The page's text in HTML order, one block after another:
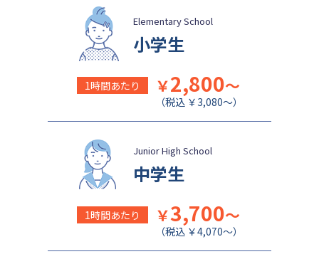
Elementary School
小学生
1時間あたり ￥2,800～
（税込 ￥3,080～）
Junior High School
中学生
1時間あたり ￥3,700～
（税込 ￥4,070～）